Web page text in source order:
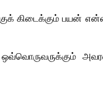
கிடைக்கும் பயன்